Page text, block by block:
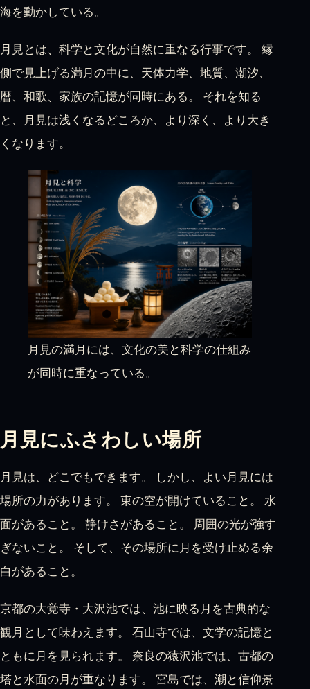
海を動かしている。
月見とは、科学と文化が自然に重なる行事です。 縁
側で見上げる満月の中に、天体力学、地質、潮汐、
暦、和歌、家族の記憶が同時にある。 それを知る
と、月見は浅くなるどころか、より深く、より大き
くなります。
月見の満月には、文化の美と科学の仕組み
が同時に重なっている。
月見にふさわしい場所
月見は、どこでもできます。 しかし、よい月見には
場所の力があります。 東の空が開けていること。 水
面があること。 静けさがあること。 周囲の光が強す
ぎないこと。 そして、その場所に月を受け止める余
白があること。
京都の大覚寺・大沢池では、池に映る月を古典的な
観月として味わえます。 石山寺では、文学の記憶と
ともに月を見られます。 奈良の猿沢池では、古都の
塔と水面の月が重なります。 宮島では、潮と信仰景